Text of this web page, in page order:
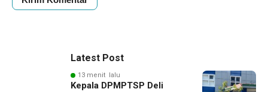
Latest Post
13 menit lalu
Kepala DPMPTSP Deli